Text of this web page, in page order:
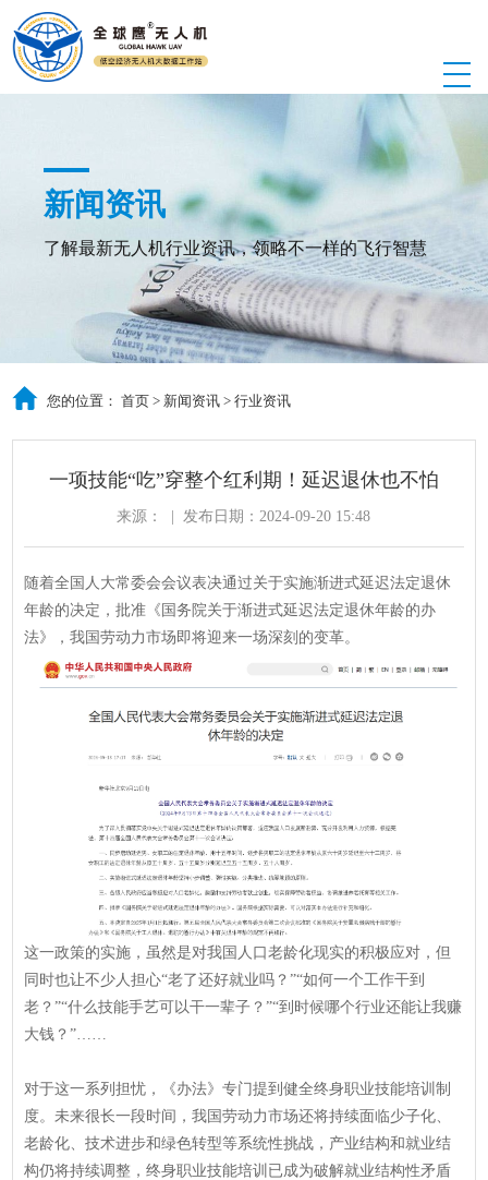
新闻资讯
了解最新无人机行业资讯，领略不一样的飞行智慧
您的位置：首页 > 新闻资讯 >行业资讯
一项技能“吃”穿整个红利期！延迟退休也不怕
来源： 发布日期：2024-09-20 15:48
随着全国人大常委会会议表决通过关于实施渐进式延迟法定退休
年龄的决定，批准《国务院关于渐进式延迟法定退休年龄的办
法》，我国劳动力市场即将迎来一场深刻的变革。
这一政策的实施，虽然是对我国人口老龄化现实的积极应对，但
同时也让不少人担心“老了还好就业吗？”“如何一个工作干到
老？”“什么技能手艺可以干一辈子？”“到时候哪个行业还能让我赚
大钱？”……
对于这一系列担忧，《办法》专门提到健全终身职业技能培训制
度。未来很长一段时间，我国劳动力市场还将持续面临少子化、
老龄化、技术进步和绿色转型等系统性挑战，产业结构和就业结
构仍将持续调整，终身职业技能培训已成为破解就业结构性矛盾